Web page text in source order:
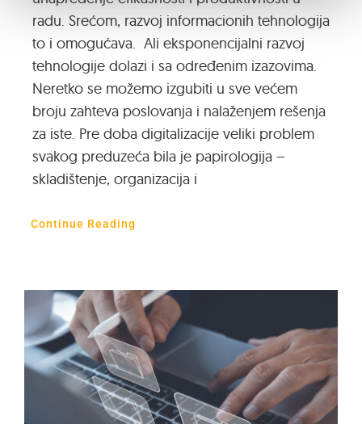
radu. Srećom, razvoj informacionih tehnologija
to i omogućava. Ali eksponencijalni razvoj
tehnologije dolazi i sa određenim izazovima.
Neretko se možemo izgubiti u sve većem
broju zahteva poslovanja i nalaženjem rešenja
za iste. Pre doba digitalizacije veliki problem
svakog preduzeća bila je papirologija –
skladištenje, organizacija i
Continue Reading